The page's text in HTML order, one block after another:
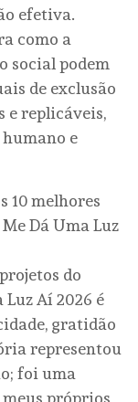
efetiva.
como a
social podem
de exclusão
e replicáveis,
e
10 melhores
Dá Uma Luz
do
Luz Aí 2026 é
gratidão
representou
foi uma
próprios